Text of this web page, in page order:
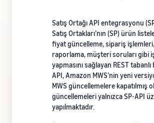
Satış Ortağı API entegrasyonu
Satış Ortakları’nın (SP) ürün
fiyat güncelleme, sipariş
raporlama, müşteri soruları gibi
yapmasını sağlayan REST
API, Amazon MWS’nin yeni
MWS güncellemelere kapatılmış
güncellemeleri yalnızca SP-API
yapılmaktadır.